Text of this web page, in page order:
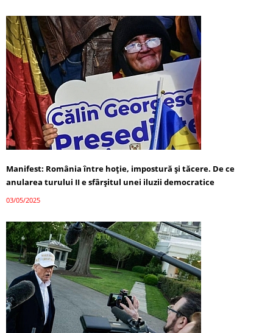
Manifest: România între hoție, impostură și tăcere. De ce
anularea turului II e sfârșitul unei iluzii democratice
03/05/2025